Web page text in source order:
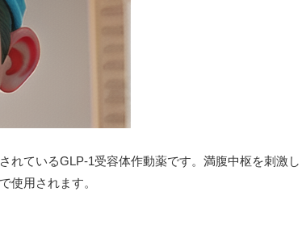
れているGLP-1受容体作動薬です。満腹中枢を刺激し
使用されます。